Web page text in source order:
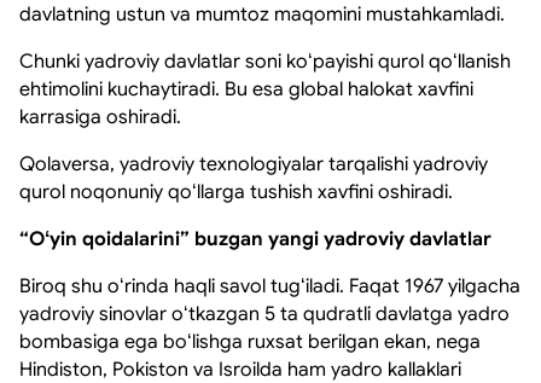
davlatning ustun va mumtoz maqomini mustahkamladi.
Chunki yadroviy davlatlar soni koʻpayishi qurol qoʻllanish
ehtimolini kuchaytiradi. Bu esa global halokat xavfini
karrasiga oshiradi.
Qolaversa, yadroviy texnologiyalar tarqalishi yadroviy
qurol noqonuniy qoʻllarga tushish xavfini oshiradi.
“Oʻyin qoidalarini” buzgan yangi yadroviy davlatlar
Biroq shu oʻrinda haqli savol tugʻiladi. Faqat 1967 yilgacha
yadroviy sinovlar oʻtkazgan 5 ta qudratli davlatga yadro
bombasiga ega boʻlishga ruxsat berilgan ekan, nega
Hindiston, Pokiston va Isroilda ham yadro kallaklari